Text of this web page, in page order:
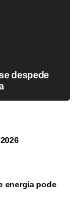
despede
energia pode